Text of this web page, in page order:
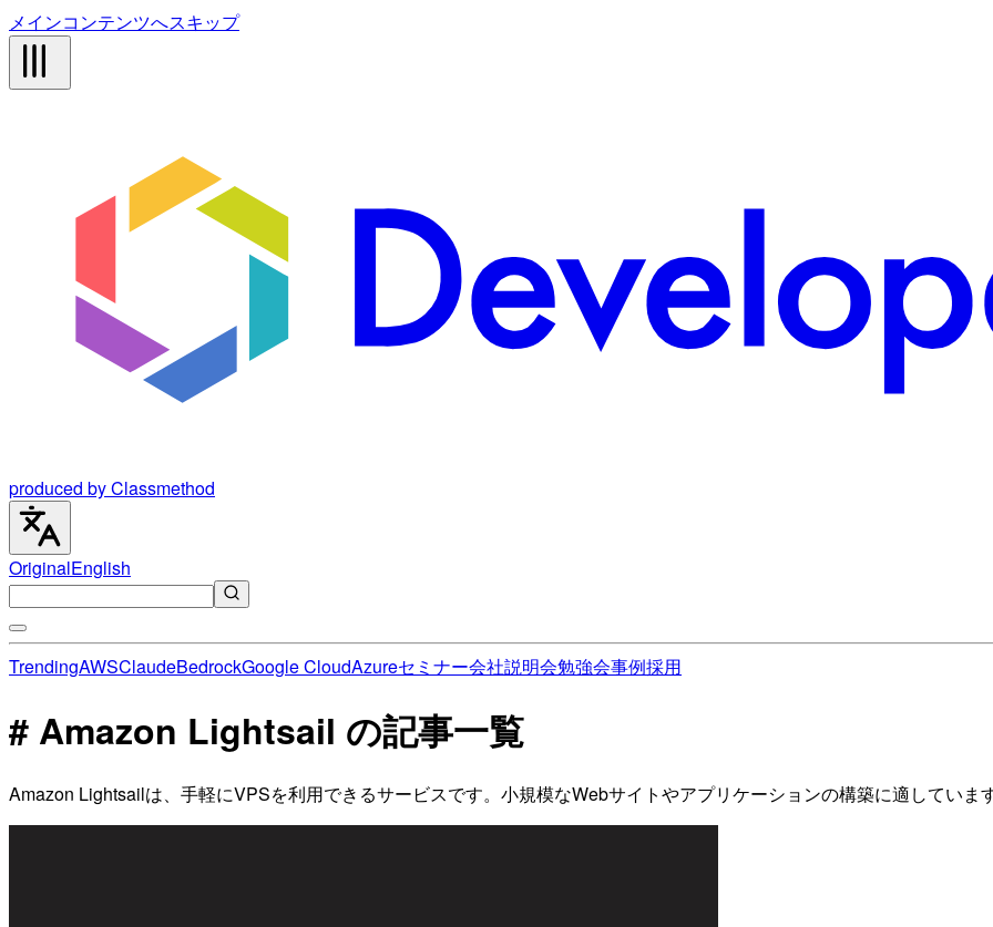
メインコンテンツへスキップ
produced by Classmethod
OriginalEnglish
TrendingAWSClaudeBedrockGoogle CloudAzureセミナー会社説明会勉強会事例採用
# Amazon Lightsail の記事一覧
Amazon Lightsailは、手軽にVPSを利用できるサービスです。小規模なWebサイトやアプリケーションの構築に適しています